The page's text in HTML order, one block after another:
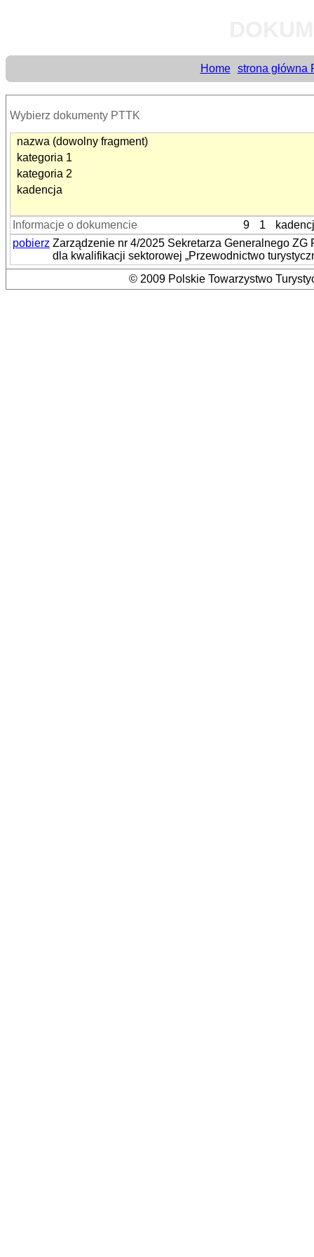
Home strona główna
Wybierz dokumenty PTTK
nazwa (dowolny fragment)
kategoria 1
kategoria 2
kadencja
Informacje o dokumencie 9 1
pobierz Zarządzenie nr 4/2025 Sekretarza Generalnego
dla kwalifikacji sektorowej „Przewodnictwo
© 2009 Polskie Towarzystwo